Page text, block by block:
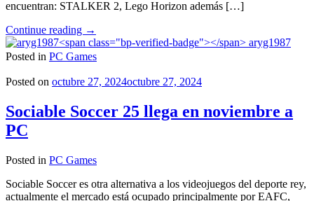
encuentran: STALKER 2, Lego Horizon además […]
Continue reading "Lanzamientos
de
Noviembre"
→
aryg1987
Posted in PC Games
Posted on octubre 27, 2024octubre 27, 2024
Sociable Soccer 25 llega en noviembre a
PC
Posted in PC Games
Sociable Soccer es otra alternativa a los videojuegos del deporte rey,
actualmente el mercado está ocupado principalmente por EAFC,